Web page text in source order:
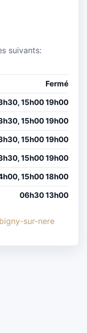
suivants:
Fermé
15h00 19h00
15h00 19h00
15h00 19h00
15h00 19h00
15h00 18h00
06h30 13h00
sur-nere